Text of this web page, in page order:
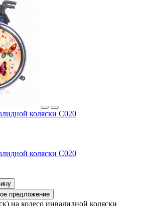
коляски C020
коляски C020
предложение
на колесо инвалидной коляски